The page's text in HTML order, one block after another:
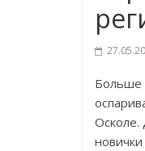
Больше
Осколе.
новички